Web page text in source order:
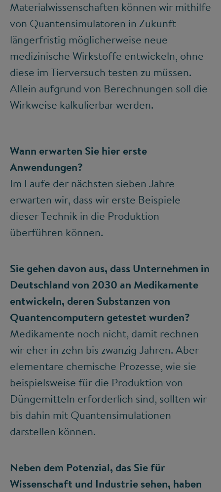
Materialwissenschaften können wir mithilfe
von Quantensimulatoren in Zukunft
längerfristig möglicherweise neue
medizinische Wirkstoffe entwickeln, ohne
diese im Tierversuch testen zu müssen.
Allein aufgrund von Berechnungen soll die
Wirkweise kalkulierbar werden.
Wann erwarten Sie hier erste
Anwendungen?
Im Laufe der nächsten sieben Jahre
erwarten wir, dass wir erste Beispiele
dieser Technik in die Produktion
überführen können.
Sie gehen davon aus, dass Unternehmen in
Deutschland von 2030 an Medikamente
entwickeln, deren Substanzen von
Quantencomputern getestet wurden?
Medikamente noch nicht, damit rechnen
wir eher in zehn bis zwanzig Jahren. Aber
elementare chemische Prozesse, wie sie
beispielsweise für die Produktion von
Düngemitteln erforderlich sind, sollten wir
bis dahin mit Quantensimulationen
darstellen können.
Neben dem Potenzial, das Sie für
Wissenschaft und Industrie sehen, haben